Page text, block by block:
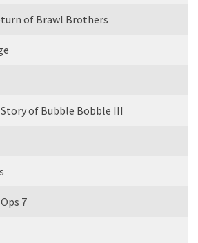
of Brawl Brothers
of Bubble Bobble III
7